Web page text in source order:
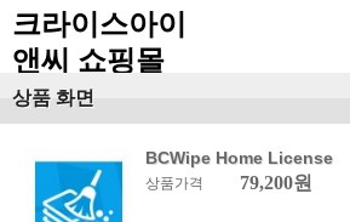
크라이스아이
앤씨 쇼핑몰
상품 화면
BCWipe Home License
상품가격 79,200원